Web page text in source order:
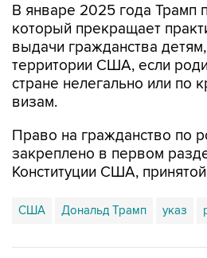
В январе 2025 года Трамп
который прекращает
выдачи гражданства
территории США, если
стране нелегально или по
визам.
Право на гражданство по
закреплено в первом
Конституции США,
США Дональд Трамп указ